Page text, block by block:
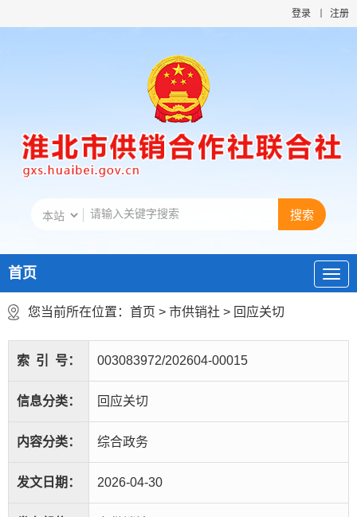
登录 注册
首页
您当前所在位置： 首页 > 市供销社 > 回应关切
索 引 号： 003083972/202604-00015
信息分类： 回应关切
内容分类： 综合政务
发文日期： 2026-04-30